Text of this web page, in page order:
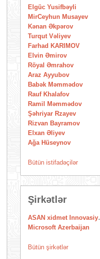
Elgüc Yusifbəyli
MirCeyhun Musayev
Kənan Əkpərov
Turqut Vəliyev
Farhad KARIMOV
Elvin Əmirov
Röyal Əmrahov
Araz Ayyubov
Babək Məmmədov
Rauf Khalafov
Ramil Məmmədov
Şəhriyar Rzayev
Rizvan Bayramov
Elxan Əliyev
Ağa Hüseynov
Bütün istifadəçilər
Şirkətlər
ASAN
Microsoft Azerbaijan
Bütün şirkətlər